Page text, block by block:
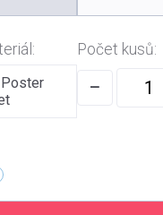
Počet kusů:
−